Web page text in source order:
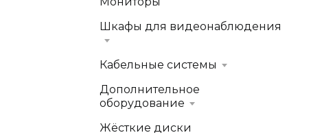
Шкафы для видеонаблюдения
Кабельные системы
Дополнительное
оборудование
Жёсткие диски